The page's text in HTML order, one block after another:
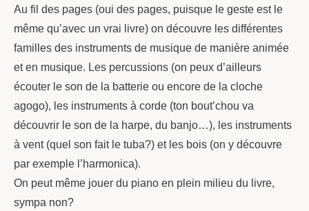
Au fil des pages (oui des pages, puisque le geste est le
même qu’avec un vrai livre) on découvre les différentes
familles des instruments de musique de manière animée
et en musique. Les percussions (on peux d’ailleurs
écouter le son de la batterie ou encore de la cloche
agogo), les instruments à corde (ton bout’chou va
découvrir le son de la harpe, du banjo…), les instruments
à vent (quel son fait le tuba?) et les bois (on y découvre
par exemple l’harmonica).
On peut même jouer du piano en plein milieu du livre,
sympa non?